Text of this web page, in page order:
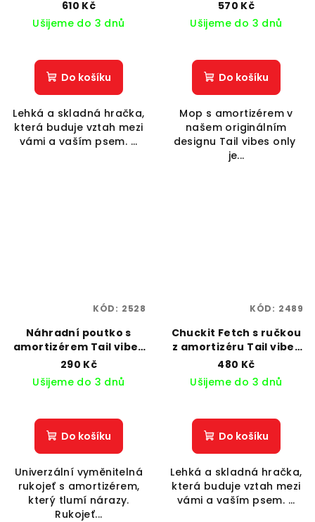
610 Kč
Ušijeme do 3 dnů
Do košíku
Lehká a skladná hračka,
která buduje vztah mezi
vámi a vaším psem. ...
570 Kč
Ušijeme do 3 dnů
Do košíku
Mop s amortizérem v
našem originálním
designu Tail vibes only
je...
Náhradní poutko s
amortizérem Tail vibes
only
290 Kč
Ušijeme do 3 dnů
Do košíku
Univerzální vyměnitelná
rukojeť s amortizérem,
který tlumí nárazy.
Rukojeť...
KÓD: 2528
Chuckit Fetch s ručkou
z amortizéru Tail vibes
only
480 Kč
Ušijeme do 3 dnů
Do košíku
Lehká a skladná hračka,
která buduje vztah mezi
vámi a vaším psem. ...
KÓD: 2489